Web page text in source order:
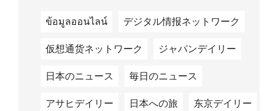
ข้อมูลออนไลน์ デジタル情报ネットワーク
仮想通货ネットワーク ジャパンデイリー
日本のニュース 毎日のニュース
アサヒデイリー 日本への旅 东京デイリー